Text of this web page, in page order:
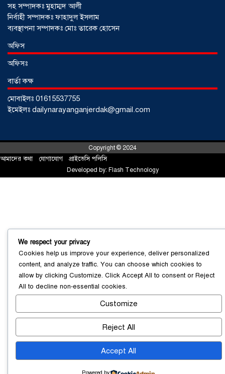
শর্টগান
০৩ আগস্ট ২০২৬
সোনারগাঁয়ে ৬৮ পিস ইয়াবাসহ নারী মাদক
সোনারগাঁয়ে পরিত্যক্ত উন্নয়ন প্রকল্প:
ঠিকাদারের গাফিলতি নাকি তদারকির অভাব
০২ আগস্ট ২০২৬
নারায়ণগঞ্জে জাতীয় যুব শক্তির নতুন কমিটি,
সহ সম্পাদকঃ মুহাম্মদ আলী
নির্বাহী সম্পাদকঃ ফাহাদুল ইসলাম
ব্যবস্থাপনা সম্পাদকঃ মোঃ তারেক হোসেন
অফিস
অফিসঃ
বার্তা কক্ষ
মোবাইলঃ 01615537755
ইমেইলঃ dailynarayanganjerdak@gmail.com
Copyright © 2024
আমাদের কথা যোগাযোগ প্রাইভেসি পলিসি
Developed by: Flash Technology
We respect your privacy
Cookies help us improve your experience, deliver personalized
content, and analyze traffic. You can choose which cookies to
allow by clicking Customize. Click Accept All to consent orReject
All to decline non-essential cookies.
Customize
Reject All
Accept All